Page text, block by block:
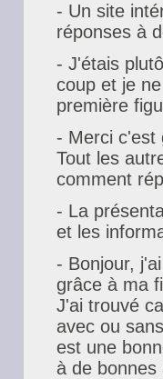
- Un site
réponses à
- J'étais
coup et je
première
- Merci c'est
Tout les
comment
- La
et les
- Bonjour,
grâce à ma
J'ai trouvé
avec ou
est une
à de bonnes